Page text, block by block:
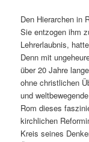
Den Hierarchen in
Sie entzogen ihm
Lehrerlaubnis,
Denn mit
über 20 Jahre
ohne christlichen
und
Rom dieses
kirchlichen
Kreis seines